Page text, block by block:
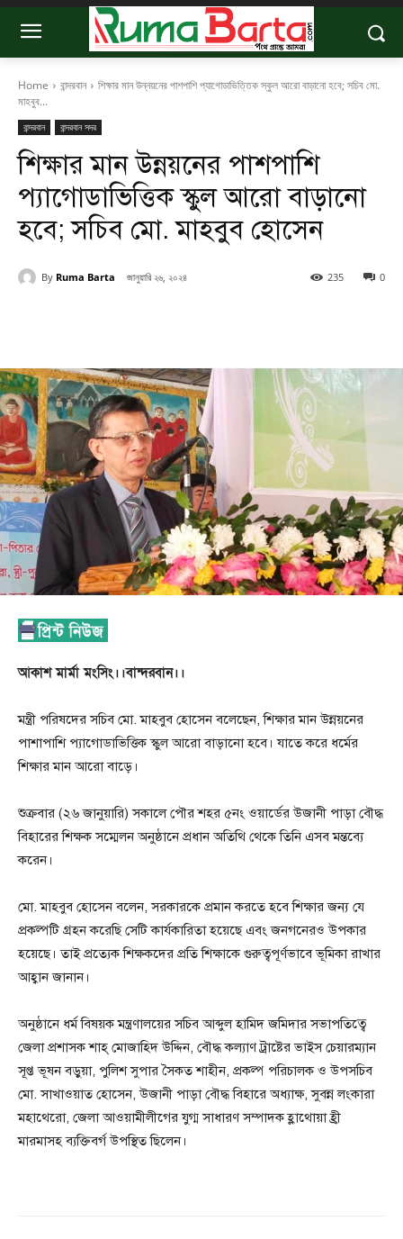
Home বান্দরবান
শিক্ষার মান উন্নয়নের পাশপাশি প্যাগোডাভিত্তিক স্কুল আরো বাড়ানো হবে; সচিব মো.
মাহবুব...
বান্দরবান বান্দরবান সদর
শিক্ষার মান উন্নয়নের পাশপাশি
প্যাগোডাভিত্তিক স্কুল আরো বাড়ানো
হবে; সচিব মো. মাহবুব হোসেন
By Ruma Barta জানুয়ারি ২৬, ২০২৪ 0
235
আকাশ মার্মা মংসিং।।বান্দরবান।।
মন্ত্রী পরিষদের সচিব মো. মাহবুব হোসেন বলেছেন, শিক্ষার মান উন্নয়নের
পাশাপাশি প্যাগোডাভিত্তিক স্কুল আরো বাড়ানো হবে। যাতে করে ধর্মের
শিক্ষার মান আরো বাড়ে।
শুক্রবার (২৬ জানুয়ারি) সকালে পৌর শহর ৫নং ওয়ার্ডের উজানী পাড়া বৌদ্ধ
বিহারের শিক্ষক সম্মেলন অনুষ্ঠানে প্রধান অতিথি থেকে তিনি এসব মন্তব্যে
করেন।
মো. মাহবুব হোসেন বলেন, সরকারকে প্রমান করতে হবে শিক্ষার জন্য যে
প্রকল্পটি গ্রহন করেছি সেটি কার্যকারিতা হয়েছে এবং জনগনেরও উপকার
হয়েছে। তাই প্রত্যেক শিক্ষকদের প্রতি শিক্ষাকে গুরুত্বপূর্ণভাবে ভূমিকা রাখার
আহ্বান জানান।
অনুষ্ঠানে ধর্ম বিষয়ক মন্ত্রণালয়ের সচিব আব্দুল হামিদ জমিদার সভাপতিত্বে
জেলা প্রশাসক শাহ্ মোজাহিদ উদ্দিন, বৌদ্ধ কল্যাণ ট্রাষ্টের ভাইস চেয়ারম্যান
সূপ্ত ভূষন বড়ুয়া, পুলিশ সুপার সৈকত শাহীন, প্রকল্প পরিচালক ও উপসচিব
মো. সাখাওয়াত হোসেন, উজানী পাড়া বৌদ্ধ বিহারে অধ্যাক্ষ, সুবন্ন লংকারা
মহাথেরো, জেলা আওয়ামীলীগের যুগ্ম সাধারণ সম্পাদক হ্লাথোয়া হ্রী
মারমাসহ ব্যক্তিবর্গ উপস্থিত ছিলেন।